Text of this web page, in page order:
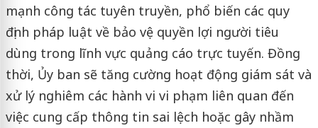
mạnh công tác tuyên truyền, phổ biến các quy
định pháp luật về bảo vệ quyền lợi người tiêu
dùng trong lĩnh vực quảng cáo trực tuyến. Đồng
thời, Ủy ban sẽ tăng cường hoạt động giám sát và
xử lý nghiêm các hành vi vi phạm liên quan đến
việc cung cấp thông tin sai lệch hoặc gây nhầm